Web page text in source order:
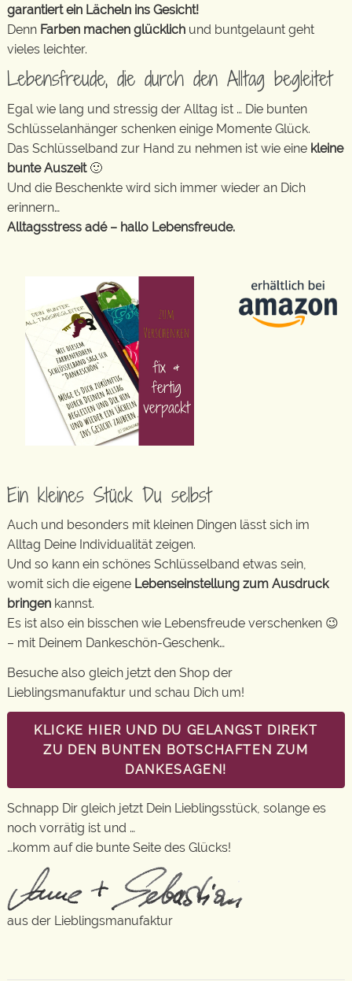
garantiert ein Lächeln ins Gesicht!
Denn Farben machen glücklich und buntgelaunt geht
vieles leichter.
Lebensfreude, die durch den Alltag begleitet
Egal wie lang und stressig der Alltag ist … Die bunten
Schlüsselanhänger schenken einige Momente Glück.
Das Schlüsselband zur Hand zu nehmen ist wie eine kleine
bunte Auszeit🙂
Und die Beschenkte wird sich immer wieder an Dich
erinnern…
Alltagsstress adé – hallo Lebensfreude.
Ein kleines Stück Du selbst
Auch und besonders mit kleinen Dingen lässt sich im
Alltag Deine Individualität zeigen.
Und so kann ein schönes Schlüsselband etwas sein,
womit sich die eigene Lebenseinstellung zum Ausdruck
bringen kannst.
Es ist also ein bisschen wie Lebensfreude verschenken 😉
– mit Deinem Dankeschön-Geschenk…
Besuche also gleich jetzt den Shop der
Lieblingsmanufaktur und schau Dich um!
KLICKE HIER UND DU GELANGST DIREKT
ZU DEN BUNTEN BOTSCHAFTEN ZUM
DANKESAGEN!
Schnapp Dir gleich jetzt Dein Lieblingsstück, solange es
noch vorrätig ist und …
…komm auf die bunte Seite des Glücks!
aus der Lieblingsmanufaktur